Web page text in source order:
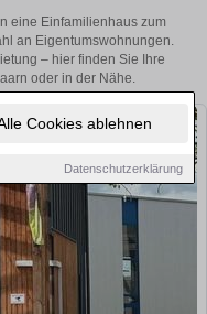
Cookies ablehnen
Datenschutzerklärung
eine Einfamilienhaus zum
an Eigentumswohnungen.
– hier finden Sie Ihre
oder in der Nähe.